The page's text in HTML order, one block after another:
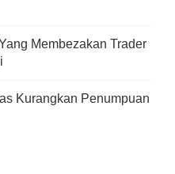
Membezakan Trader
Kurangkan Penumpuan